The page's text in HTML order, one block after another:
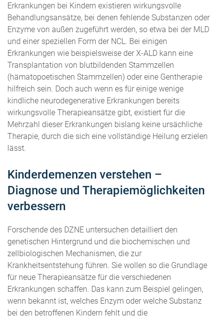
Erkrankungen bei Kindern existieren wirkungsvolle
Behandlungsansätze, bei denen fehlende Substanzen oder
Enzyme von außen zugeführt werden, so etwa bei der MLD
und einer speziellen Form der NCL. Bei einigen
Erkrankungen wie beispielsweise der X-ALD kann eine
Transplantation von blutbildenden Stammzellen
(hämatopoetischen Stammzellen) oder eine Gentherapie
hilfreich sein. Doch auch wenn es für einige wenige
kindliche neurodegenerative Erkrankungen bereits
wirkungsvolle Therapieansätze gibt, existiert für die
Mehrzahl dieser Erkrankungen bislang keine ursächliche
Therapie, durch die sich eine vollständige Heilung erzielen
lässt.
Kinderdemenzen verstehen –
Diagnose und Therapiemöglichkeiten
verbessern
Forschende des DZNE untersuchen detailliert den
genetischen Hintergrund und die biochemischen und
zellbiologischen Mechanismen, die zur
Krankheitsentstehung führen. Sie wollen so die Grundlage
für neue Therapieansätze für die verschiedenen
Erkrankungen schaffen. Das kann zum Beispiel gelingen,
wenn bekannt ist, welches Enzym oder welche Substanz
bei den betroffenen Kindern fehlt und die